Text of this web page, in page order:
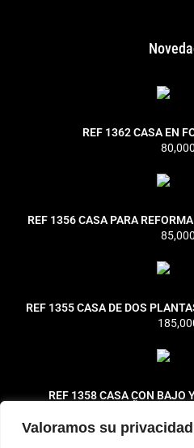
Valoramos su privacidad
REF 1362 CASA EN
REF 1356 CASA PARA
REF 1355 CASA DE DOS
REF 1358 CASA CON BAJO